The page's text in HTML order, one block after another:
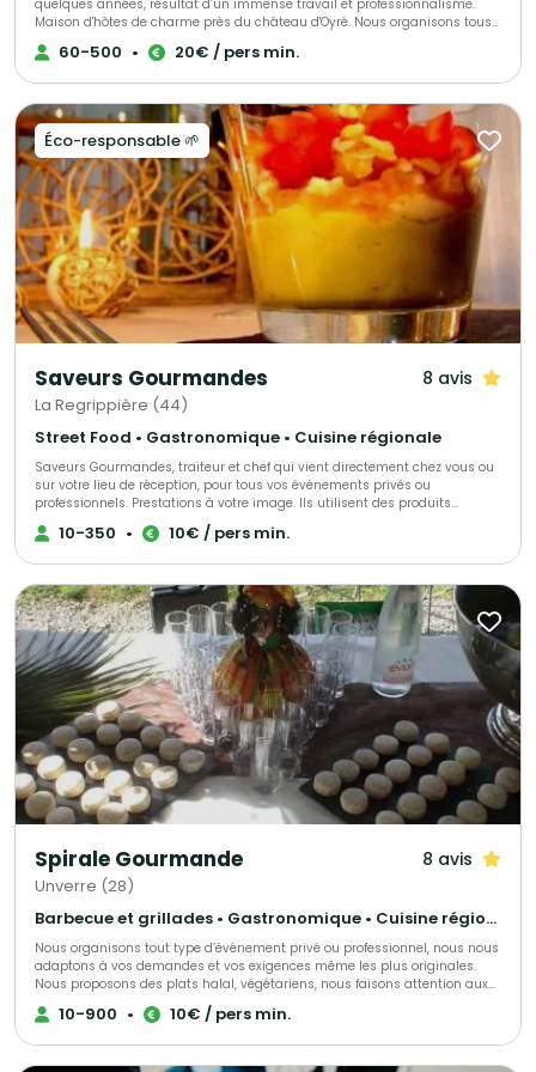
quelques années, résultat d’un immense travail et professionnalisme.
Maison d'hôtes de charme près du château d'Oyré. Nous organisons tous
vos événements privés ou professionnel grâce à notre maîtrise en tant
que traiteur, nous nous adapterons à vos demandes et vos exigences en
60-500 • 20€ / pers min.
Éco-responsable 🌱
Saveurs Gourmandes 8 avis
La Regrippière (44)
Street Food • Gastronomique • Cuisine régionale
Saveurs Gourmandes, traiteur et chef qui vient directement chez vous ou
sur votre lieu de réception, pour tous vos événements privés ou
professionnels. Prestations à votre image. Ils utilisent des produits
saisonniers et tout est fait maison. Ils vous feront partager leur passion et
leur expérience pour votre moment unique.
10-350 • 10€ / pers min.
Spirale Gourmande 8 avis
Unverre (28)
Barbecue et grillades • Gastronomique • Cuisine régionale
Nous organisons tout type d’événement privé ou professionnel, nous nous
adaptons à vos demandes et vos exigences même les plus originales.
Nous proposons des plats halal, végétariens, nous faisons attention aux
personnes qui ont des allergies. Nous travaillons nos produits par nos
soins, tout est fait maison dans la créativité et l’inventivité. Tout est
10-900 • 10€ / pers min.